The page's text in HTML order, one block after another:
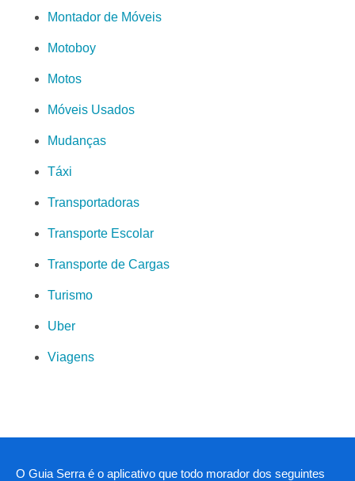
Montador de Móveis
Motoboy
Motos
Móveis Usados
Mudanças
Táxi
Transportadoras
Transporte Escolar
Transporte de Cargas
Turismo
Uber
Viagens
O Guia Serra é o aplicativo que todo morador dos seguintes